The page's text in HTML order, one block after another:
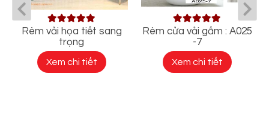
Rèm vải họa tiết sang
trọng
Xem chi tiết
Rèm cửa vải gấm : A025
-7
Xem chi tiết